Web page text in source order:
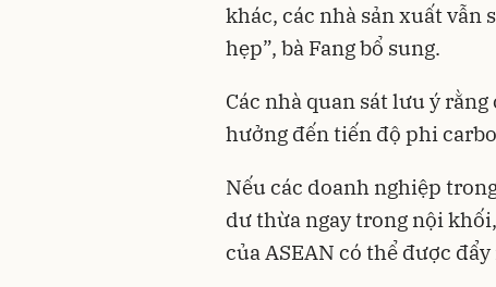
khác, các nhà sản xuất
hẹp”, bà Fang bổ sung.
Các nhà quan sát lưu ý
hưởng đến tiến độ phi
Nếu các doanh nghiệp
dư thừa ngay trong nội
của ASEAN có thể được